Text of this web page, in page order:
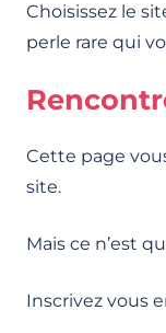
Choisissez le
perle rare qui
Cette page
site.
Mais ce n’est
Inscrivez vous